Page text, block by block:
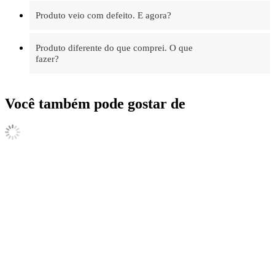
Produto veio com defeito. E agora?
Produto diferente do que comprei. O que
fazer?
Você também pode gostar de